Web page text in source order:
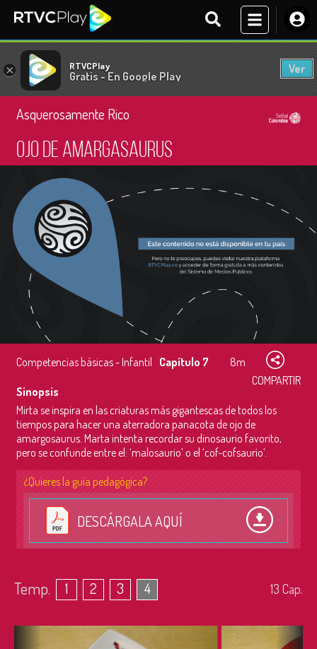
× RTVCPlay
Gratis - En Google Play
Ver
Asquerosamente Rico
Ojo de amargasaurus
Competencias básicas - Infantil Capítulo 7
8m
COMPARTIR
Sinopsis
Mirta se inspira en las criaturas más gigantescas de todos los
tiempos para hacer una aterradora panacota de ojo de
amargosaurus. Marta intenta recordar su dinosaurio favorito,
pero se confunde entre el: ‘malosaurio’ o el ‘cof-cofsaurio’.
¿Quieres la guía pedagógica?
DESCÁRGALA AQUÍ
Temp. 1 2 3 4 13 Cap.